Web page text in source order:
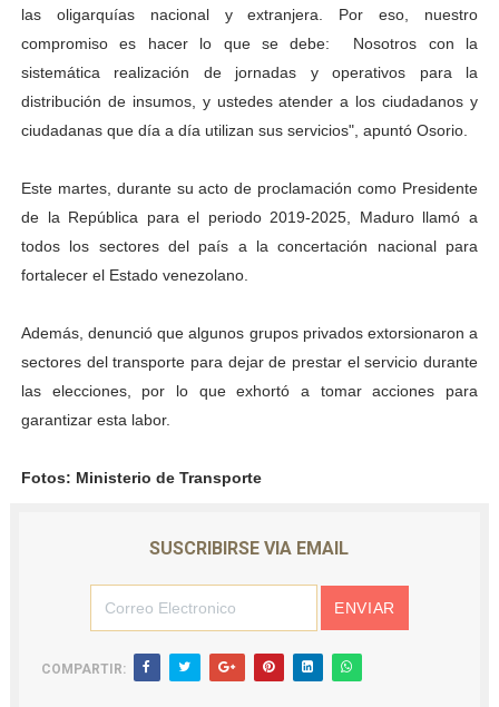
las oligarquías nacional y extranjera. Por eso, nuestro
compromiso es hacer lo que se debe: Nosotros con la
sistemática realización de jornadas y operativos para la
distribución de insumos, y ustedes atender a los ciudadanos y
ciudadanas que día a día utilizan sus servicios", apuntó Osorio.
Este martes, durante su acto de proclamación como Presidente
de la República para el periodo 2019-2025, Maduro llamó a
todos los sectores del país a la concertación nacional para
fortalecer el Estado venezolano.
Además, denunció que algunos grupos privados extorsionaron a
sectores del transporte para dejar de prestar el servicio durante
las elecciones, por lo que exhortó a tomar acciones para
garantizar esta labor.
Fotos: Ministerio de Transporte
SUSCRIBIRSE VIA EMAIL
COMPARTIR: